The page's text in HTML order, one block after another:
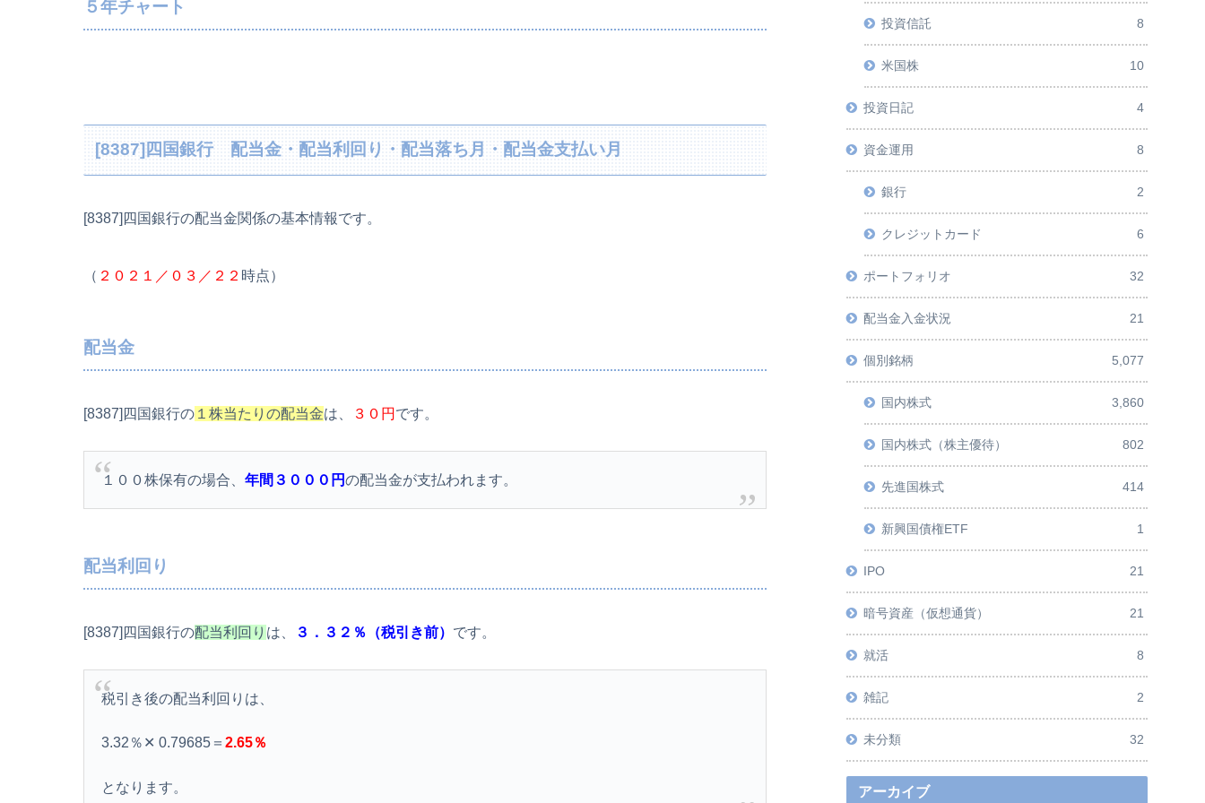
５年チャート
[8387]四国銀行 配当金・配当利回り・配当落ち月・配当金支払い月
[8387]四国銀行の配当金関係の基本情報です。
（ ２０２１／０３／２２ 時点）
配当金
[8387]四国銀行の １株当たりの配当金は、 ３０円 です。
１００株保有の場合、年間３０００円の配当金が支払われます。
配当利回り
[8387]四国銀行の配当利回り は、 ３．３２％（税引き前） です。
税引き後の配当利回りは、
3.32％✕ 0.79685＝2.65％
となります。
投資信託 8
米国株 10
投資日記 4
資金運用 8
銀行 2
クレジットカード 6
ポートフォリオ 32
配当金入金状況 21
個別銘柄 5,077
国内株式 3,860
国内株式（株主優待） 802
先進国株式 414
新興国債権ETF 1
IPO 21
暗号資産（仮想通貨） 21
就活 8
雑記 2
未分類 32
アーカイブ